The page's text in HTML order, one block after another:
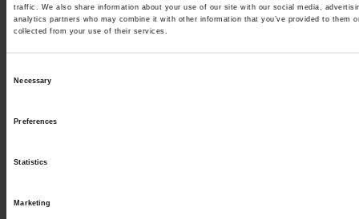
traffic. We also share information about your use of our site with our social media,
analytics partners who may combine it with other information that you’ve provided to them
collected from your use of their services.
Necessary
Preferences
Statistics
Marketing